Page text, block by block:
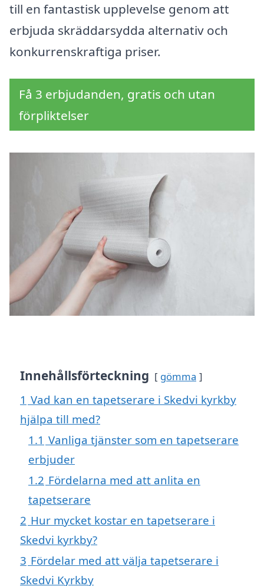
till en fantastisk upplevelse genom att
erbjuda skräddarsydda alternativ och
konkurrenskraftiga priser.
Få 3 erbjudanden, gratis och utan
förpliktelser
Innehållsförteckning gömma
1 Vad kan en tapetserare i Skedvi kyrkby
hjälpa till med?
1.1 Vanliga tjänster som en tapetserare
erbjuder
1.2 Fördelarna med att anlita en
tapetserare
2 Hur mycket kostar en tapetserare i
Skedvi kyrkby?
3 Fördelar med att välja tapetserare i
Skedvi Kyrkby